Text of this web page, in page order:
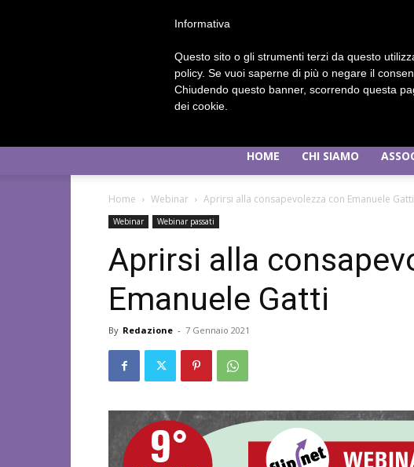
HOME CHI SIAMO
Home Webinar Aprirsi alla consapevolezza con Emanuele Gatti
Webinar Webinar passati
Aprirsi alla
Emanuele Gatti
By Redazione - 7 Gennaio 2021
Informativa
Questo sito o gli strumenti terzi da questo
policy. Se vuoi saperne di più o negare il
Chiudendo questo banner, scorrendo questa
dei cookie.